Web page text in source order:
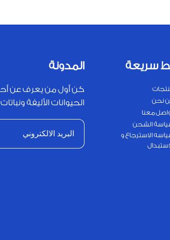
سريعة
نحن
معنا
الشحن
الاسترجاع و
المدونة
كن أول من يعرف عن
الحيوانات الأليفة ونباتات